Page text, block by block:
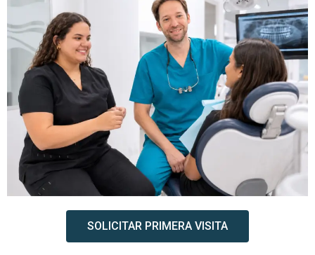
SOLICITAR PRIMERA VISITA